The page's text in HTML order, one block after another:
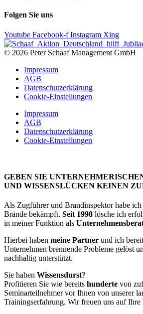
Folgen Sie uns
Youtube Facebook-f Instagram Xing
© 2026 Peter Schaaf Management GmbH
Impressum
AGB
Datenschutzerklärung
Cookie-Einstellungen
Impressum
AGB
Datenschutzerklärung
Cookie-Einstellungen
GEBEN SIE
UND WISSENSLÜCKEN KEINEN
Als Zugführer und Brandinspektor habe ich
Brände bekämpft. Seit 1998 lösche ich
in meiner Funktion als
Hierbei haben meine Partner und ich
Unternehmen brennende Probleme gelöst
nachhaltig unterstützt.
Sie haben Wissensdurst?
Profitieren Sie wie bereits hunderte von
Seminarteilnehmer vor Ihnen von unserer
Trainingserfahrung. Wir freuen uns auf Ihre